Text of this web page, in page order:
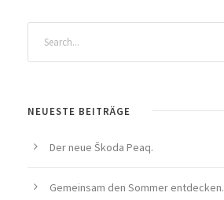
NEUESTE BEITRÄGE
Der neue Škoda Peaq.
Gemeinsam den Sommer entdecken.